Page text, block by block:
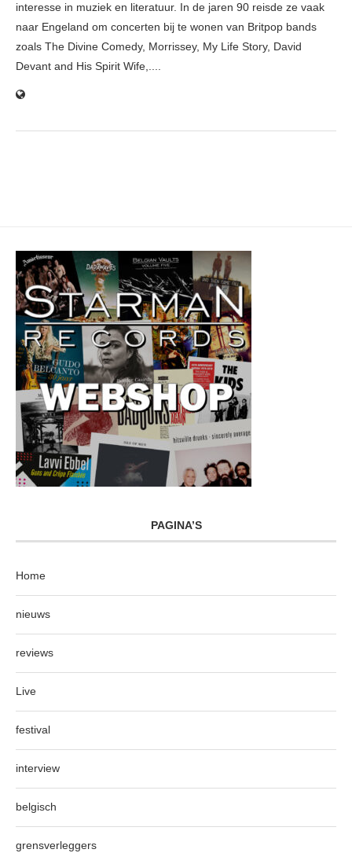
interesse in muziek en literatuur. In de jaren 90 reisde ze vaak
naar Engeland om concerten bij te wonen van Britpop bands
zoals The Divine Comedy, Morrissey, My Life Story, David
Devant and His Spirit Wife,....
PAGINA’S
Home
nieuws
reviews
Live
festival
interview
belgisch
grensverleggers